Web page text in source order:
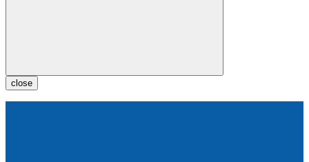
close